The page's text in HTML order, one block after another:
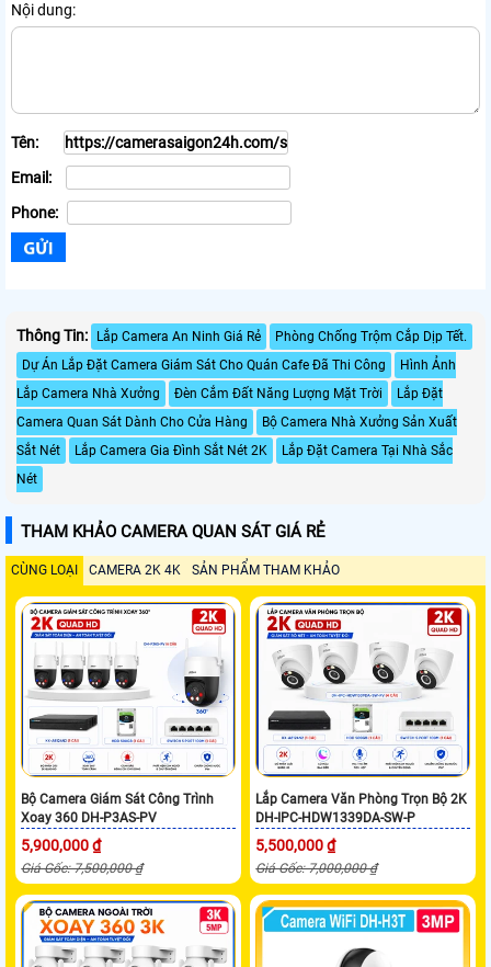
Nội dung:
Tên:
Email:
Phone:
Thông Tin: Lắp Camera An Ninh Giá Rẻ
Phòng Chống Trộm Cắp Dịp Tết.
Dự Án Lắp Đặt Camera Giám Sát Cho Quán Cafe Đã Thi Công
Hình Ảnh
Lắp Camera Nhà Xưởng
Đèn Cắm Đất Năng Lượng Mặt Trời
Lắp Đặt
Camera Quan Sát Dành Cho Cửa Hàng
Bộ Camera Nhà Xưởng Sản Xuất
Sắt Nét
Lắp Camera Gia Đình Sắt Nét 2K
Lắp Đặt Camera Tại Nhà Sắc
Nét
THAM KHẢO CAMERA QUAN SÁT GIÁ RẺ
CÙNG LOẠI CAMERA 2K 4K SẢN PHẨM THAM KHẢO
Bộ Camera Giám Sát Công Trình
Xoay 360 DH-P3AS-PV
5,900,000 ₫
Giá Gốc: 7,500,000 ₫
Lắp Camera Văn Phòng Trọn Bộ 2K
DH-IPC-HDW1339DA-SW-P
5,500,000 ₫
Giá Gốc: 7,000,000 ₫